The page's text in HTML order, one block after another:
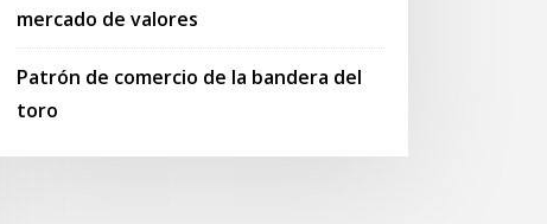
mercado de valores
Patrón de comercio de la bandera del
toro